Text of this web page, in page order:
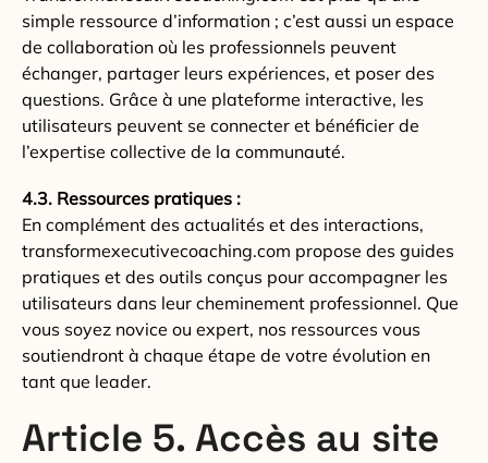
simple ressource d’information ; c’est aussi un espace
de collaboration où les professionnels peuvent
échanger, partager leurs expériences, et poser des
questions. Grâce à une plateforme interactive, les
utilisateurs peuvent se connecter et bénéficier de
l’expertise collective de la communauté.
4.3. Ressources pratiques :
En complément des actualités et des interactions,
transformexecutivecoaching.com propose des guides
pratiques et des outils conçus pour accompagner les
utilisateurs dans leur cheminement professionnel. Que
vous soyez novice ou expert, nos ressources vous
soutiendront à chaque étape de votre évolution en
tant que leader.
Article 5. Accès au site